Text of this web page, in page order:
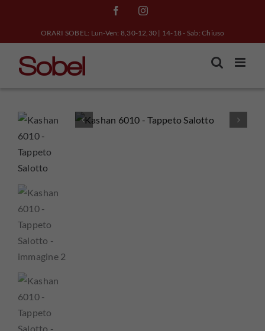
contenuto
FacebookInstagram
ORARI SOBEL: Lun-Ven: 8,30-12,30 | 14-18 - Sab: Chiuso